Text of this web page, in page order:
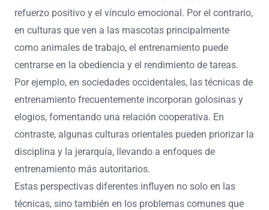
refuerzo positivo y el vínculo emocional. Por el contrario,
en culturas que ven a las mascotas principalmente
como animales de trabajo, el entrenamiento puede
centrarse en la obediencia y el rendimiento de tareas.
Por ejemplo, en sociedades occidentales, las técnicas de
entrenamiento frecuentemente incorporan golosinas y
elogios, fomentando una relación cooperativa. En
contraste, algunas culturas orientales pueden priorizar la
disciplina y la jerarquía, llevando a enfoques de
entrenamiento más autoritarios.
Estas perspectivas diferentes influyen no solo en las
técnicas, sino también en los problemas comunes que